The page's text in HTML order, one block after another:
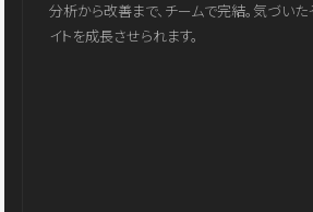
分析から改善まで、チームで完結。気づい
イトを成長させられます。